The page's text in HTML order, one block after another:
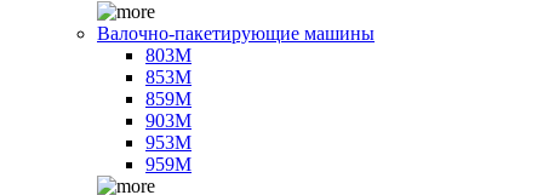
Валочно-пакетирующие машины
803M
853M
859M
903M
953M
959M